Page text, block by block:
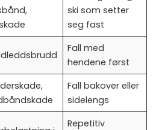
ski som setter
seg fast
Fall med
hendene først
Fall bakover eller
sidelengs
Repetitiv